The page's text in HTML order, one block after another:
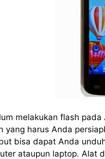
melakukan flash
yang harus Anda
bisa dapat Anda
ataupun laptop. Alat